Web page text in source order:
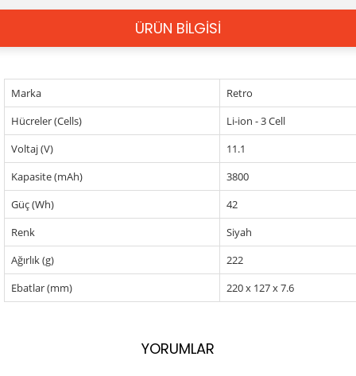
ÜRÜN BİLGİSİ
Marka
Retro
Hücreler (Cells)
Li-ion - 3 Cell
Voltaj (V)
11.1
Kapasite (mAh)
3800
Güç (Wh)
42
Renk
Siyah
Ağırlık (g)
222
Ebatlar (mm)
220 x 127 x 7.6
YORUMLAR